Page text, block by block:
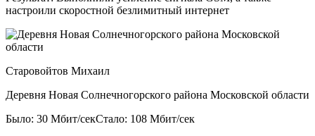
настроили скоростной безлимитный интернет
Старовойтов Михаил
Деревня Новая Солнечногорского района Московской области
Было: 30 Мбит/секСтало: 108 Мбит/сек